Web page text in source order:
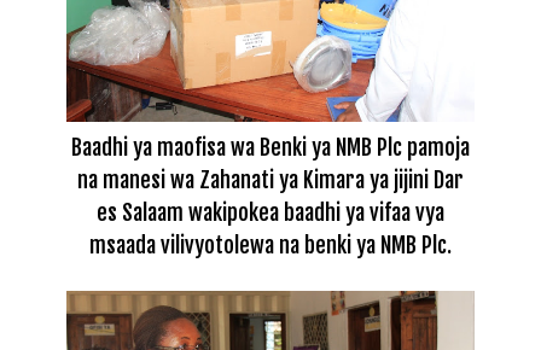
Baadhi ya maofisa wa Benki ya NMB Plc pamoja
na manesi wa Zahanati ya Kimara ya jijini Dar
es Salaam wakipokea baadhi ya vifaa vya
msaada vilivyotolewa na benki ya NMB Plc.